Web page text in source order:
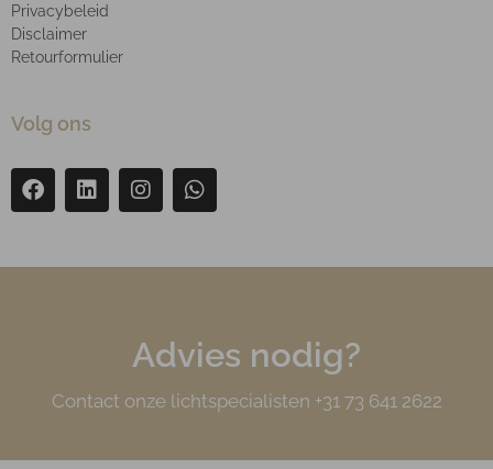
Privacybeleid
Disclaimer
Retourformulier
Volg ons
Advies nodig?
Contact onze lichtspecialisten +31 73 641 2622